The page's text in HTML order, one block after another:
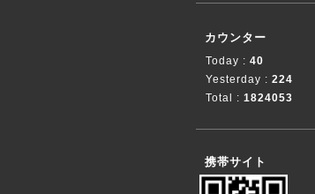
カウンター
Today : 40
Yesterday : 224
Total : 1824053
携帯サイト